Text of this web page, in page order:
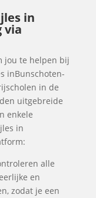
in
via
jou te helpen bij
inBunschoten-
in de
uitgebreide
enkele
in
alle
en
zodat je een